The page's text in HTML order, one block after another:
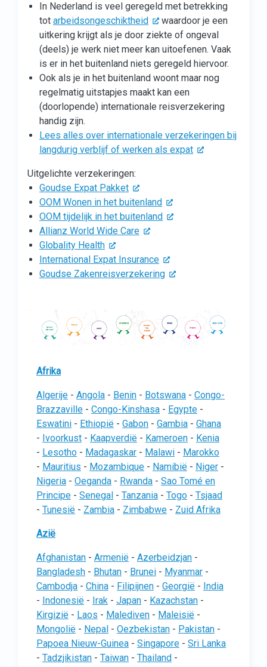
In Nederland is veel geregeld met betrekking
tot arbeidsongeschiktheid
waardoor je een
uitkering krijgt als je door ziekte of ongeval
(deels) je werk niet meer kan uitoefenen. Vaak
is er in het buitenland niets geregeld hiervoor.
Ook als je in het buitenland woont maar nog
regelmatig uitstapjes maakt kan een
(doorlopende) internationale reisverzekering
handig zijn.
Lees alles over internationale verzekeringen bij
langdurig verblijf of werken als expat
Uitgelichte verzekeringen:
Goudse Expat Pakket
OOM Wonen in het buitenland
OOM tijdelijk in het buitenland
Allianz World Wide Care
Globality Health
International Expat Insurance
Goudse Zakenreisverzekering
Afrika
Algerije - Angola - Benin - Botswana - Congo-
Brazzaville - Congo-Kinshasa - Egypte -
Eswatini - Ethiopië - Gabon - Gambia - Ghana
- Ivoorkust - Kaapverdië - Kameroen - Kenia
- Lesotho - Madagaskar - Malawi - Marokko
- Mauritius - Mozambique - Namibië - Niger -
Nigeria - Oeganda - Rwanda - Sao Tomé en
Principe - Senegal - Tanzania - Togo - Tsjaad
- Tunesië - Zambia - Zimbabwe - Zuid Afrika
Azië
Afghanistan - Armenië - Azerbeidzjan -
Bangladesh - Bhutan - Brunei - Myanmar -
Cambodja - China - Filipijnen - Georgië - India
- Indonesië - Irak - Japan - Kazachstan -
Kirgizië - Laos - Malediven - Maleisië -
Mongolië - Nepal - Oezbekistan - Pakistan -
Papoea Nieuw-Guinea - Singapore - Sri Lanka
- Tadzjikistan - Taiwan - Thailand -